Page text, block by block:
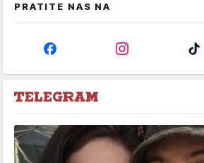
PRATITE NAS NA